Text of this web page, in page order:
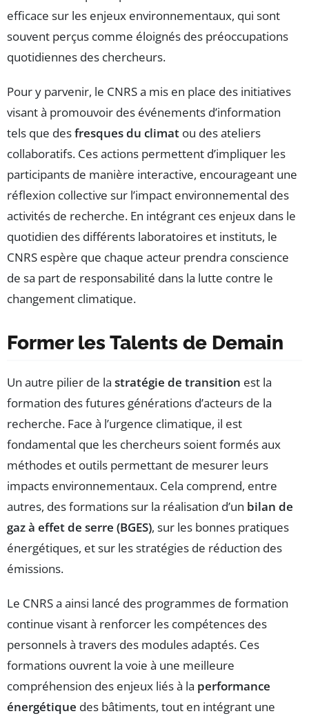
efficace sur les enjeux environnementaux, qui sont
souvent perçus comme éloignés des préoccupations
quotidiennes des chercheurs.
Pour y parvenir, le CNRS a mis en place des initiatives
visant à promouvoir des événements d’information
tels que desfresques du climat ou des ateliers
collaboratifs. Ces actions permettent d’impliquer les
participants de manière interactive, encourageant une
réflexion collective sur l’impact environnemental des
activités de recherche. En intégrant ces enjeux dans le
quotidien des différents laboratoires et instituts, le
CNRS espère que chaque acteur prendra conscience
de sa part de responsabilité dans la lutte contre le
changement climatique.
Former les Talents de Demain
Un autre pilier de la stratégie de transition est la
formation des futures générations d’acteurs de la
recherche. Face à l’urgence climatique, il est
fondamental que les chercheurs soient formés aux
méthodes et outils permettant de mesurer leurs
impacts environnementaux. Cela comprend, entre
autres, des formations sur la réalisation d’un bilan de
gaz à effet de serre (BGES), sur les bonnes pratiques
énergétiques, et sur les stratégies de réduction des
émissions.
Le CNRS a ainsi lancé des programmes de formation
continue visant à renforcer les compétences des
personnels à travers des modules adaptés. Ces
formations ouvrent la voie à une meilleure
compréhension des enjeux liés à la performance
énergétique des bâtiments, tout en intégrant une